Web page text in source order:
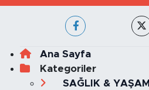
Ana Sayfa
Kategoriler
SAĞLIK & YAŞAM